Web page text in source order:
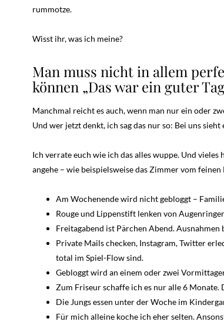
rummotze.
Wisst ihr, was ich meine?
Man muss nicht in allem
können „Das war ein guter
Manchmal reicht es auch, wenn man nur ein oder
Und wer jetzt denkt, ich sag das nur so: Bei uns
Ich verrate euch wie ich das alles wuppe. Und
angehe – wie beispielsweise das Zimmer vom
Am Wochenende wird nicht gebloggt –
Rouge und Lippenstift lenken von
Freitagabend ist Pärchen Abend.
Private Mails checken, Instagram, Twitter
total im Spiel-Flow sind.
Gebloggt wird an einem oder zwei
Zum Friseur schaffe ich es nur alle 6
Die Jungs essen unter der Woche im
Für mich alleine koche ich eher selten.